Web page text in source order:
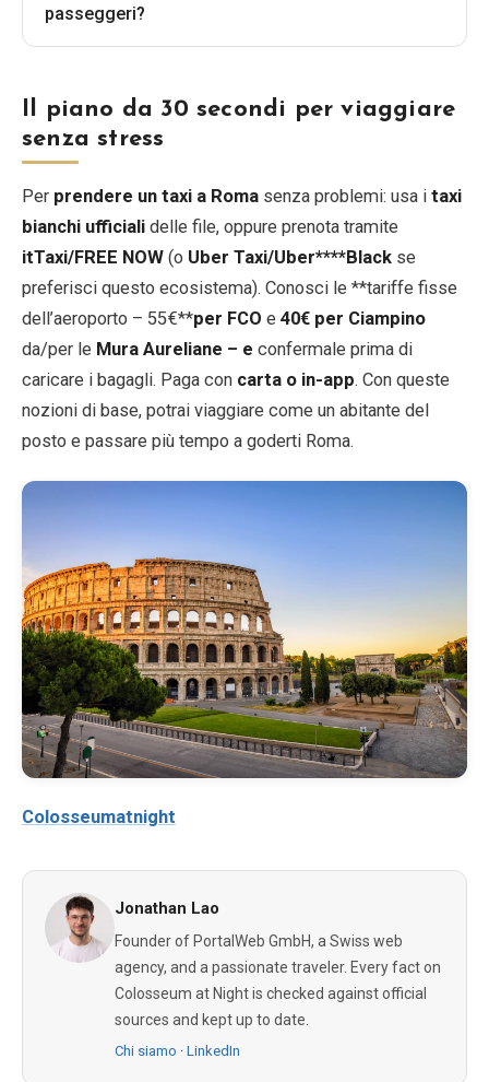
passeggeri?
Il piano da 30 secondi per viaggiare
senza stress
Per prendere un taxi a Roma senza problemi: usa i taxi
bianchi ufficiali delle file, oppure prenota tramite
itTaxi/FREE NOW (o Uber Taxi/Uber****Black se
preferisci questo ecosistema). Conosci le **tariffe fisse
dell’aeroporto – 55€**per FCO e 40€ per Ciampino
da/per le Mura Aureliane – e confermale prima di
caricare i bagagli. Paga con carta o in-app. Con queste
nozioni di base, potrai viaggiare come un abitante del
posto e passare più tempo a goderti Roma.
Colosseumatnight
Jonathan Lao
Founder of PortalWeb GmbH, a Swiss web
agency, and a passionate traveler. Every fact on
Colosseum at Night is checked against official
sources and kept up to date.
Chi siamo · LinkedIn